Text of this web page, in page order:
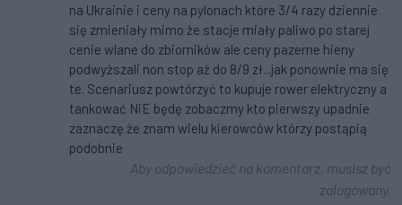
na Ukrainie i ceny na pylonach które 3/4 razy dziennie
się zmieniały mimo że stacje miały paliwo po starej
cenie wlane do zbiorników ale ceny pazerne hieny
podwyższali non stop aż do 8/9 zł...jak ponownie ma się
te. Scenariusz powtórzyć to kupuje rower elektryczny a
tankować NiE będę zobaczmy kto pierwszy upadnie
zaznaczę że znam wielu kierowców którzy postąpią
podobnie
Aby odpowiedzieć na komentarz, musisz być
zalogowany.